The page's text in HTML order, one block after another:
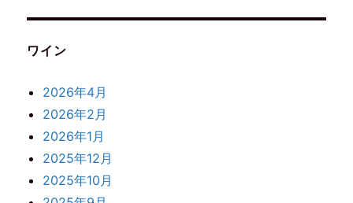
ワイン
2026年4月
2026年2月
2026年1月
2025年12月
2025年10月